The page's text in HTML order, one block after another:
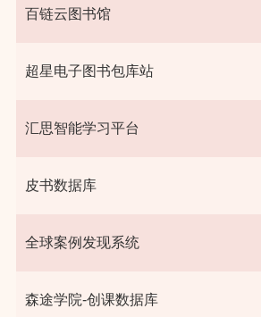
百链云图书馆
超星电子图书包库站
汇思智能学习平台
皮书数据库
全球案例发现系统
森途学院-创课数据库